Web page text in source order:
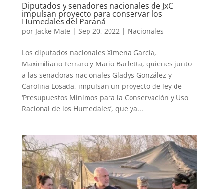
Diputados y senadores nacionales de JxC
impulsan proyecto para conservar los
Humedales del Paraná
por Jacke Mate | Sep 20, 2022| Nacionales
Los diputados nacionales Ximena García,
Maximiliano Ferraro y Mario Barletta, quienes junto
a las senadoras nacionales Gladys González y
Carolina Losada, impulsan un proyecto de ley de
‘Presupuestos Mínimos para la Conservación y Uso
Racional de los Humedales’, que ya...